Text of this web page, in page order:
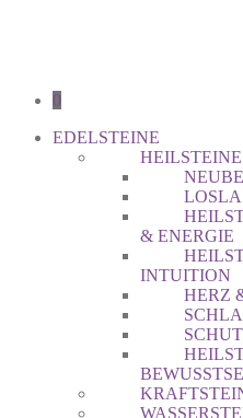
0
EDELSTEINE
& ENERGIE
INTUITION
HERZ